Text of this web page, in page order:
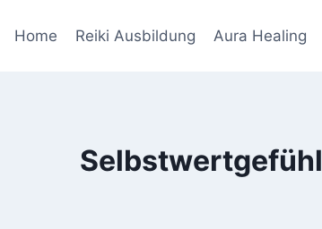
Home Reiki Ausbildung Aura Healing
Selbstwertgefühl